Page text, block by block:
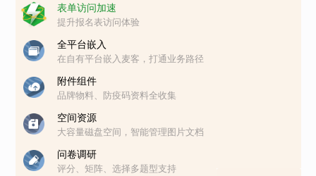
表单访问加速
提升报名表访问体验
全平台嵌入
在自有平台嵌入麦客，打通业务路径
附件组件
品牌物料、防疫码资料全收集
空间资源
大容量磁盘空间，智能管理图片文档
问卷调研
评分、矩阵、选择多题型支持